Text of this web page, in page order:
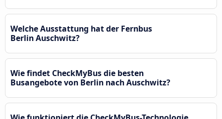
Welche Ausstattung hat der Fernbus
Berlin Auschwitz?
Wie findet CheckMyBus die besten
Busangebote von Berlin nach Auschwitz?